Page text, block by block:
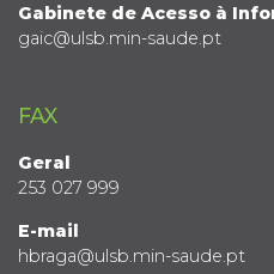
Gabinete de Acesso à
gaic@ulsb.min-saude.pt
FAX
Geral
253 027 999
E-mail
hbraga@ulsb.min-saude.pt